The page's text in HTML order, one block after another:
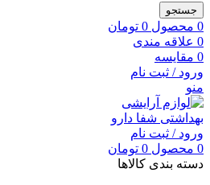
جستجو
0 محصول 0 تومان
0 علاقه مندی
0 مقایسه
ورود / ثبت نام
منو
ورود / ثبت نام
0 محصول 0 تومان
دسته بندی کالاها